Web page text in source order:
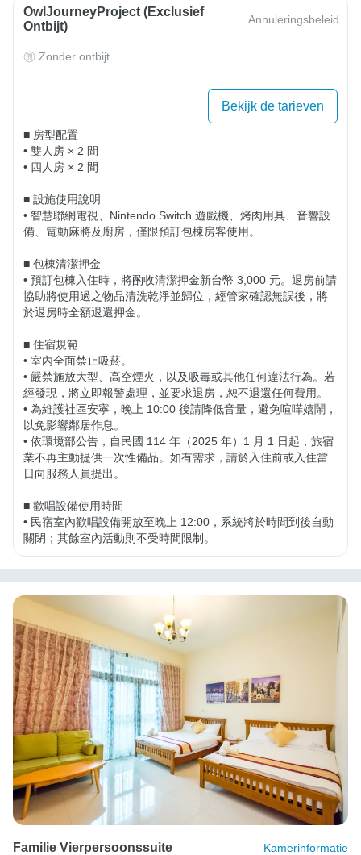
OwlJourneyProject (exclusief
Ontbijt)
Annuleringsbeleid
Zonder ontbijt
Bekijk de tarieven
■ 房型配置
• 雙人房 × 2 間
• 四人房 × 2 間
■ 設施使用說明
• 智慧聯網電視、Nintendo Switch 遊戲機、烤肉用具、音響設
備、電動麻將及廚房，僅限預訂包棟房客使用。
■ 包棟清潔押金
• 預訂包棟入住時，將酌收清潔押金新台幣 3,000 元。退房前請
協助將使用過之物品清洗乾淨並歸位，經管家確認無誤後，將
於退房時全額退還押金。
■ 住宿規範
• 室內全面禁止吸菸。
• 嚴禁施放大型、高空煙火，以及吸毒或其他任何違法行為。若
經發現，將立即報警處理，並要求退房，恕不退還任何費用。
• 為維護社區安寧，晚上 10:00 後請降低音量，避免喧嘩嬉鬧，
以免影響鄰居作息。
• 依環境部公告，自民國 114 年（2025 年）1 月 1 日起，旅宿
業不再主動提供一次性備品。如有需求，請於入住前或入住當
日向服務人員提出。
■ 歡唱設備使用時間
• 民宿室內歡唱設備開放至晚上 12:00，系統將於時間到後自動
關閉；其餘室內活動則不受時間限制。
Familie Vierpersoonssuite Kamerinformatie